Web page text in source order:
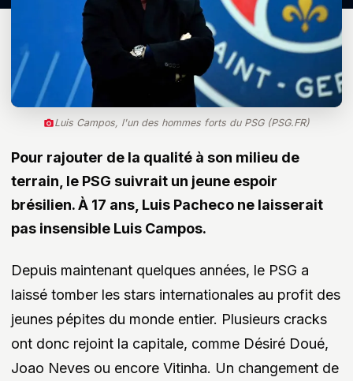
Luis Campos, l'un des hommes forts du PSG (PSG.FR)
Pour rajouter de la qualité à son milieu de
terrain, le PSG suivrait un jeune espoir
brésilien. À 17 ans, Luis Pacheco ne laisserait
pas insensible Luis Campos.
Depuis maintenant quelques années, le PSG a
laissé tomber les stars internationales au profit des
jeunes pépites du monde entier. Plusieurs cracks
ont donc rejoint la capitale, comme Désiré Doué,
Joao Neves ou encore Vitinha. Un changement de